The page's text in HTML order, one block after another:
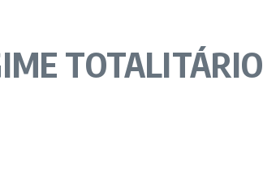
TOTALITÁRIO